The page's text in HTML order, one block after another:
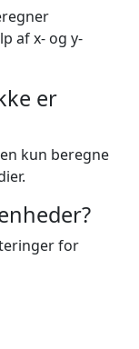
af x- og y-
er
kun beregne
for